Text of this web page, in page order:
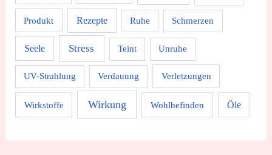
Produkt Rezepte Ruhe Schmerzen
Seele Stress Teint Unruhe
UV-Strahlung Verdauung Verletzungen
Wirkstoffe Wirkung Wohlbefinden Öle